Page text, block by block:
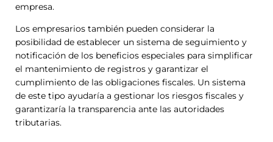
empresa.
Los empresarios también pueden considerar la
posibilidad de establecer un sistema de seguimiento y
notificación de los beneficios especiales para simplificar
el mantenimiento de registros y garantizar el
cumplimiento de las obligaciones fiscales. Un sistema
de este tipo ayudaría a gestionar los riesgos fiscales y
garantizaría la transparencia ante las autoridades
tributarias.